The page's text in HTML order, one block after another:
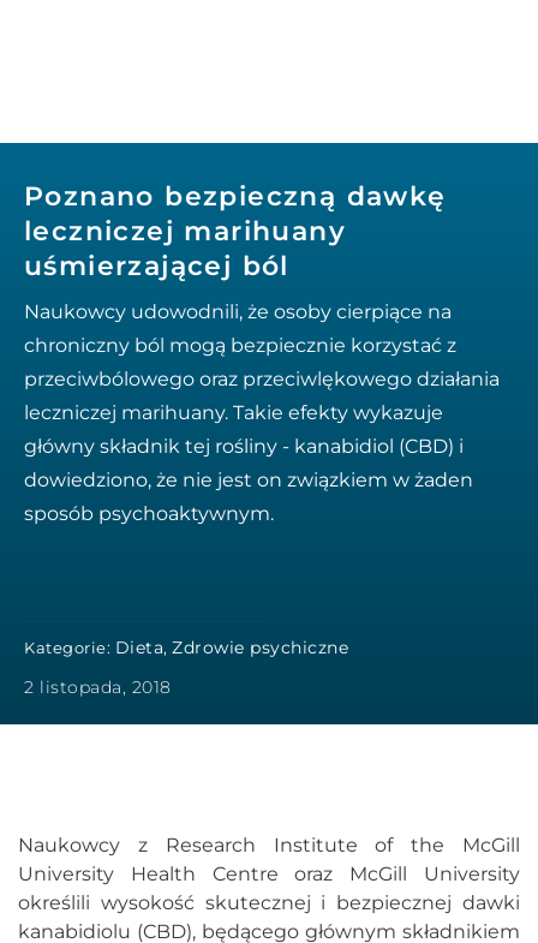
Poznano bezpieczną dawkę
leczniczej marihuany
uśmierzającej ból
Naukowcy udowodnili, że osoby cierpiące na
chroniczny ból mogą bezpiecznie korzystać z
przeciwbólowego oraz przeciwlękowego działania
leczniczej marihuany. Takie efekty wykazuje
główny składnik tej rośliny - kanabidiol (CBD) i
dowiedziono, że nie jest on związkiem w żaden
sposób psychoaktywnym.
Kategorie: Dieta, Zdrowie psychiczne
2 listopada, 2018
Naukowcy z Research Institute of the McGill
University Health Centre oraz McGill University
określili wysokość skutecznej i bezpiecznej dawki
kanabidiolu (CBD), będącego głównym składnikiem